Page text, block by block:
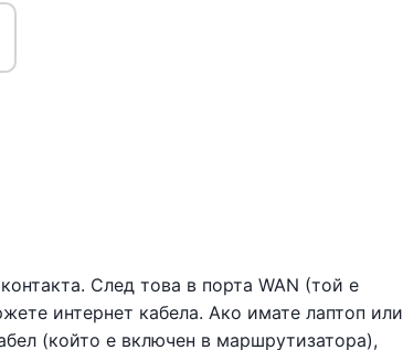
След това в порта WAN (той е
интернет кабела. Ако имате лаптоп или
(който е включен в маршрутизатора),